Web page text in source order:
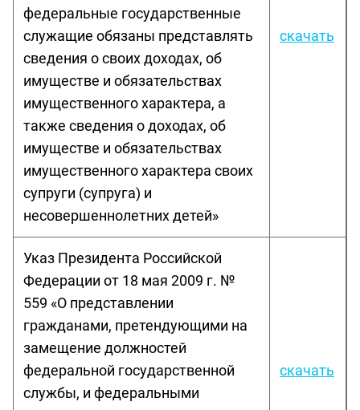
федеральные государственные
служащие обязаны представлять
сведения о своих доходах, об
имуществе и обязательствах
имущественного характера, а
также сведения о доходах, об
имуществе и обязательствах
имущественного характера своих
супруги (супруга) и
несовершеннолетних детей»
скачать
Указ Президента Российской
Федерации от 18 мая 2009 г. №
559 «О представлении
гражданами, претендующими на
замещение должностей
федеральной государственной
службы, и федеральными
скачать